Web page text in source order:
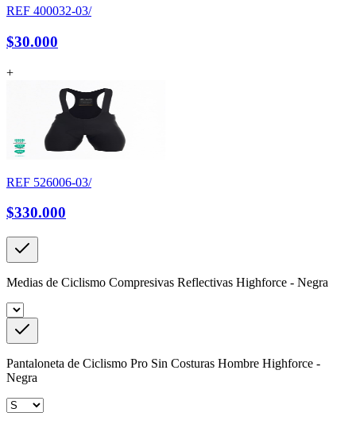
REF 400032-03/
$30.000
+
REF 526006-03/
$330.000
Medias de Ciclismo Compresivas Reflectivas Highforce - Negra
Pantaloneta de Ciclismo Pro Sin Costuras Hombre Highforce -
Negra